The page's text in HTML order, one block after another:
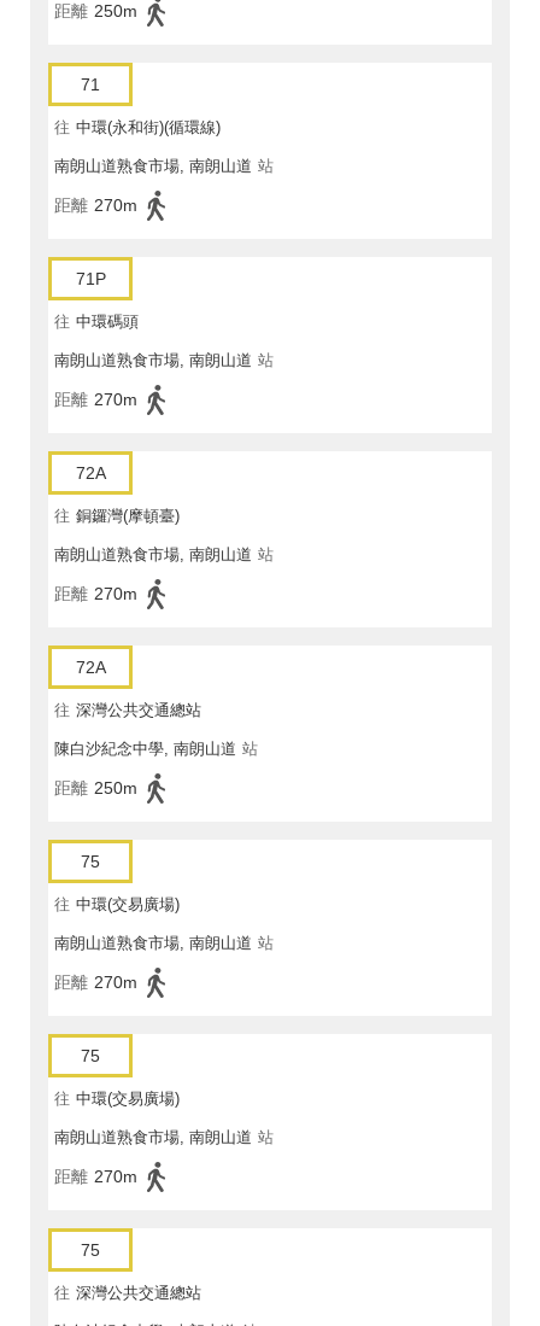
距離 250m
71
往 中環(永和街)(循環線)
南朗山道熟食市場, 南朗山道 站
距離 270m
71P
往 中環碼頭
南朗山道熟食市場, 南朗山道 站
距離 270m
72A
往 銅鑼灣(摩頓臺)
南朗山道熟食市場, 南朗山道 站
距離 270m
72A
往 深灣公共交通總站
陳白沙紀念中學, 南朗山道 站
距離 250m
75
往 中環(交易廣場)
南朗山道熟食市場, 南朗山道 站
距離 270m
75
往 中環(交易廣場)
南朗山道熟食市場, 南朗山道 站
距離 270m
75
往 深灣公共交通總站